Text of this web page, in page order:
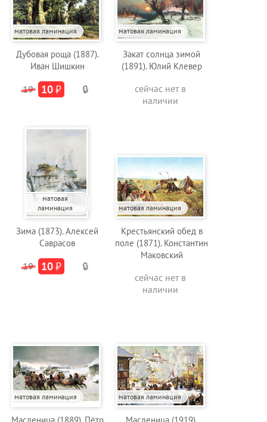
матовая ламинация
Дубовая роща (1887).
Иван Шишкин
19 10₽ 🔒
матовая ламинация
Закат солнца зимой
(1891). Юлий Клевер
сейчас нет в
наличии
матовая
ламинация
Зима (1873). Алексей
Саврасов
19 10₽ 🔒
матовая ламинация
Крестьянский обед в
поле (1871). Константин
Маковский
сейчас нет в
наличии
матовая ламинация матовая ламинация